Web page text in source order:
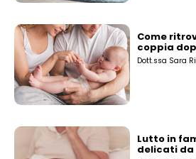
Come
coppia
Dott.ssa Sara
Lutto in
delicati